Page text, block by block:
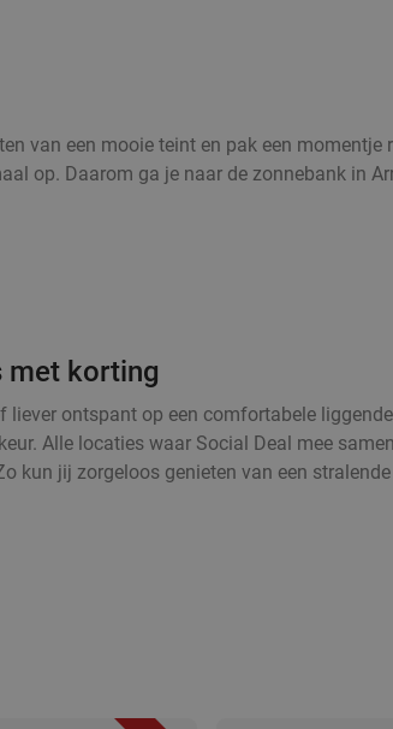
van een mooie teint en pak een momentje
op. Daarom ga je naar de zonnebank in
met korting
ontspant op een comfortabele
Alle locaties waar Social Deal mee
kun jij zorgeloos genieten van een